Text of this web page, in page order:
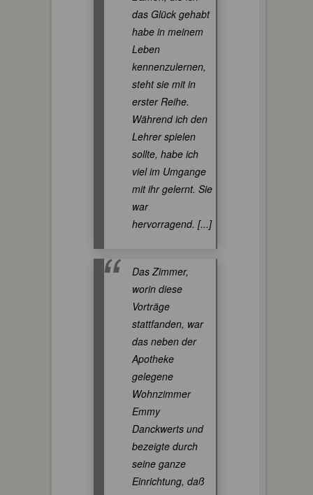
das Glück gehabt
habe in meinem
Leben
kennenzulernen,
steht sie mit in
erster Reihe.
Während ich den
Lehrer spielen
sollte, habe ich
viel im Umgange
mit ihr gelernt. Sie
war
hervorragend. [...]
Das Zimmer,
worin diese
Vorträge
stattfanden, war
das neben der
Apotheke
gelegene
Wohnzimmer
Emmy
Danckwerts und
bezeigte durch
seine ganze
Einrichtung, daß